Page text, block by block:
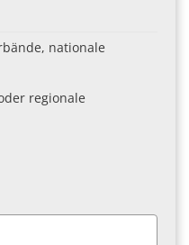
nationale
regionale